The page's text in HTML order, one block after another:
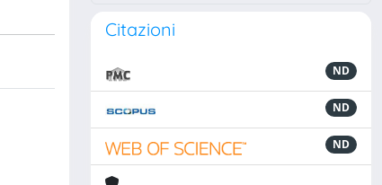
Citazioni
ND
ND
ND